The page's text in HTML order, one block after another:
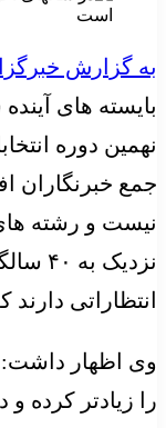
به گزارش
بایسته های
نهمین دوره
جمع خبرنگاران
نیست و رشته
انتظاراتی
وی اظهار داشت:
را زیادتر کرده